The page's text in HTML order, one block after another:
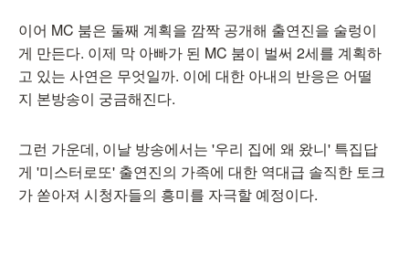
이어 MC 붐은 둘째 계획을 깜짝 공개해 출연진을 술렁이
게 만든다. 이제 막 아빠가 된 MC 붐이 벌써 2세를 계획하
고 있는 사연은 무엇일까. 이에 대한 아내의 반응은 어떨
지 본방송이 궁금해진다.
그런 가운데, 이날 방송에서는 '우리 집에 왜 왔니' 특집답
게 '미스터로또' 출연진의 가족에 대한 역대급 솔직한 토크
가 쏟아져 시청자들의 흥미를 자극할 예정이다.